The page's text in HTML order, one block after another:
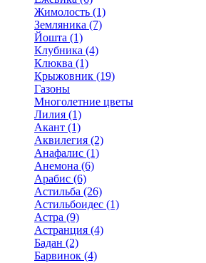
Жимолость (1)
Земляника (7)
Йошта (1)
Клубника (4)
Клюква (1)
Крыжовник (19)
Газоны
Многолетние цветы
Лилия (1)
Акант (1)
Аквилегия (2)
Анафалис (1)
Анемона (6)
Арабис (6)
Астильба (26)
Астильбоидес (1)
Астра (9)
Астранция (4)
Бадан (2)
Барвинок (4)